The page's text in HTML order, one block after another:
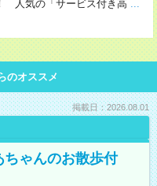
人気の「サービス付き高 ...
のオススメ
掲載日：2026.08.01
ちゃんのお散歩付